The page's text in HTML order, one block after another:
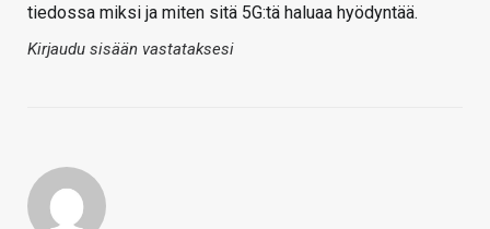
tiedossa miksi ja miten sitä 5G:tä haluaa hyödyntää.
Kirjaudu sisään vastataksesi